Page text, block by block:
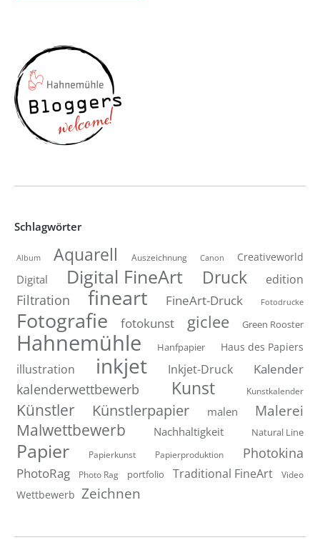
Schlagwörter
Album Aquarell Auszeichnung Canon Creativeworld
Digital Digital FineArt Druck edition
Filtration fineart FineArt-Druck Fotodrucke
Fotografie fotokunst giclee Green Rooster
Hahnemühle Hanfpapier Haus des Papiers
illustration inkjet Inkjet-Druck Kalender
kalenderwettbewerb Kunst Kunstkalender
Künstler Künstlerpapier malen Malerei
Malwettbewerb Nachhaltigkeit Natural Line
Papier Papierkunst Papierproduktion Photokina
PhotoRag Photo Rag portfolio Traditional FineArt Video
Wettbewerb Zeichnen